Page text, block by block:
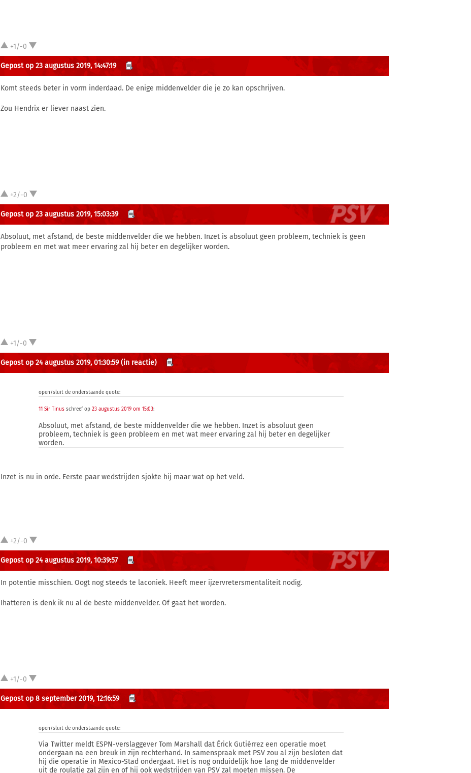
+1/-0
Gepost op 23 augustus 2019, 14:47:19
Komt steeds beter in vorm inderdaad. De enige middenvelder die je zo kan opschrijven.
Zou Hendrix er liever naast zien.
+2/-0
Gepost op 23 augustus 2019, 15:03:39
Absoluut, met afstand, de beste middenvelder die we hebben. Inzet is absoluut geen probleem, techniek is geen
probleem en met wat meer ervaring zal hij beter en degelijker worden.
+1/-0
Gepost op 24 augustus 2019, 01:30:59 (in reactie)
open/sluit de onderstaande quote:
11 Sir Tinus schreef op23 augustus 2019 om 15:03:
Absoluut, met afstand, de beste middenvelder die we hebben. Inzet is absoluut geen
probleem, techniek is geen probleem en met wat meer ervaring zal hij beter en degelijker
worden.
Inzet is nu in orde. Eerste paar wedstrijden sjokte hij maar wat op het veld.
+2/-0
Gepost op 24 augustus 2019, 10:39:57
In potentie misschien. Oogt nog steeds te laconiek. Heeft meer ijzervretersmentaliteit nodig.
Ihatteren is denk ik nu al de beste middenvelder. Of gaat het worden.
+1/-0
Gepost op 8 september 2019, 12:16:59
open/sluit de onderstaande quote:
Via Twitter meldt ESPN-verslaggever Tom Marshall dat Érick Gutiérrez een operatie moet
ondergaan na een breuk in zijn rechterhand. In samenspraak met PSV zou al zijn besloten dat
hij die operatie in Mexico-Stad ondergaat. Het is nog onduidelijk hoe lang de middenvelder
uit de roulatie zal zijn en of hij ook wedstrijden van PSV zal moeten missen. De